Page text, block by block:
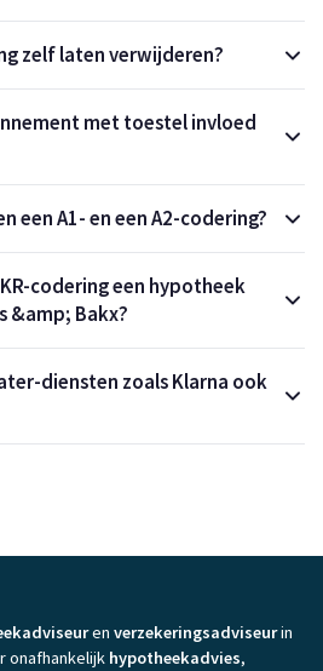
zelf laten verwijderen?
met toestel invloed
een A1- en een A2-codering?
codering een hypotheek
&amp; Bakx?
diensten zoals Klarna ook
en verzekeringsadviseurin
onafhankelijk hypotheekadvies,